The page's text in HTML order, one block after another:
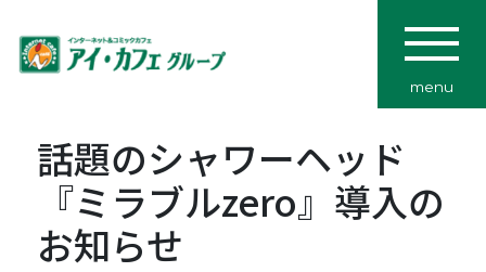
menu
話題のシャワーヘッド
『ミラブルzero』導入の
お知らせ